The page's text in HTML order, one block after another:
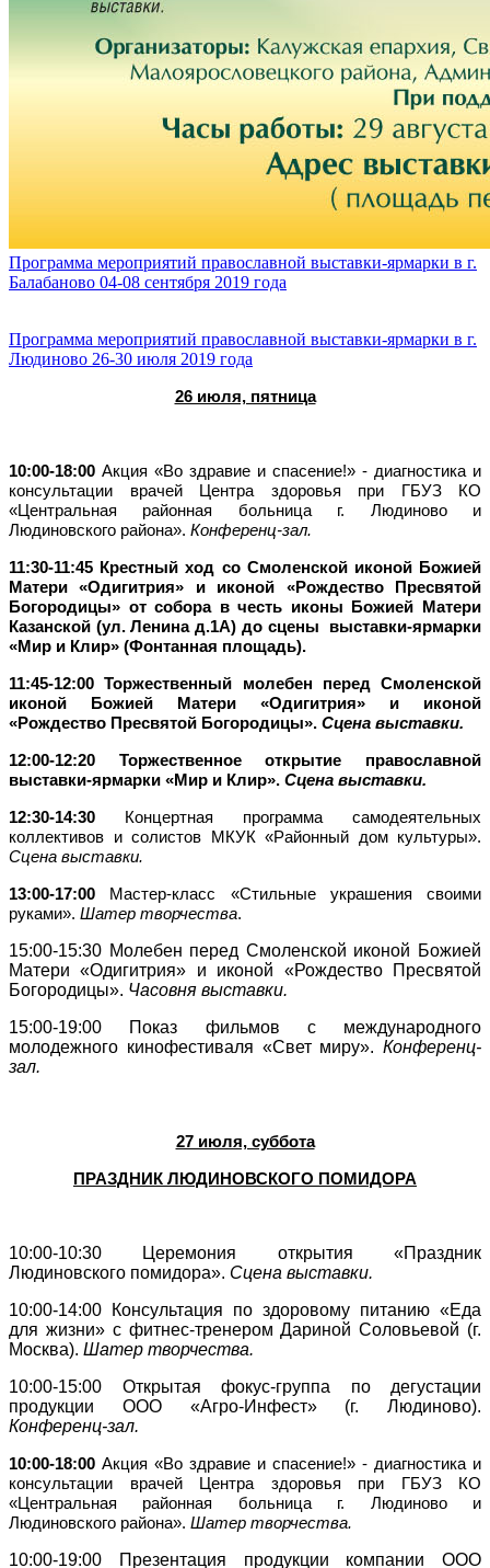
Программа мероприятий православной выставки-ярмарки в г.
Балабаново 04-08 сентября 2019 года
4TD33QUPjmM.jpg
Программа мероприятий православной выставки-ярмарки в г.
Людиново 26-30 июля 2019 года
26 июля, пятница
10:00-18:00 Акция «Во здравие и спасение!» - диагностика и
консультации врачей Центра здоровья при ГБУЗ КО
«Центральная районная больница г. Людиново и
Людиновского района». Конференц-зал.
11:30-11:45 Крестный ход со Смоленской иконой Божией
Матери «Одигитрия» и иконой «Рождество Пресвятой
Богородицы» от собора в честь иконы Божией Матери
Казанской (ул. Ленина д.1А) до сцены выставки-ярмарки
«Мир и Клир» (Фонтанная площадь).
11:45-12:00 Торжественный молебен перед Смоленской
иконой Божией Матери «Одигитрия» и иконой
«Рождество Пресвятой Богородицы». Сцена выставки.
12:00-12:20
Торжественное открытие православной
выставки-ярмарки «Мир и Клир». Сцена выставки.
12:30-14:30
Концертная программа самодеятельных
коллективов и солистов МКУК «Районный дом культуры».
Сцена выставки.
13:00-17:00
Мастер-класс «Стильные украшения своими
руками». Шатер творчества.
15:00-15:30 Молебен перед Смоленской иконой Божией
Матери «Одигитрия» и иконой «Рождество Пресвятой
Богородицы». Часовня выставки.
15:00-19:00
Показ фильмов с международного
молодежного кинофестиваля «Свет миру». Конференц-
зал.
27 июля, суббота
ПРАЗДНИК ЛЮДИНОВСКОГО ПОМИДОРА
10:00-10:30 Церемония открытия «Праздник
Людиновского помидора». Сцена выставки.
10:00-14:00 Консультация по здоровому питанию «Еда
для жизни» с фитнес-тренером Дариной Соловьевой (г.
Москва). Шатер творчества.
10:00-15:00 Открытая фокус-группа по дегустации
продукции ООО «Агро-Инфест» (г. Людиново).
Конференц-зал.
10:00-18:00 Акция «Во здравие и спасение!» - диагностика и
консультации врачей Центра здоровья при ГБУЗ КО
«Центральная районная больница г. Людиново и
Людиновского района». Шатер творчества.
10:00-19:00 Презентация продукции компании ООО